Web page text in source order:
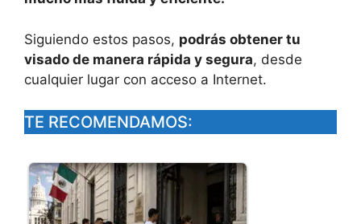
Siguiendo estos pasos, podrás obtener tu
visado de manera rápida y segura, desde
cualquier lugar con acceso a Internet.
TE RECOMENDAMOS: